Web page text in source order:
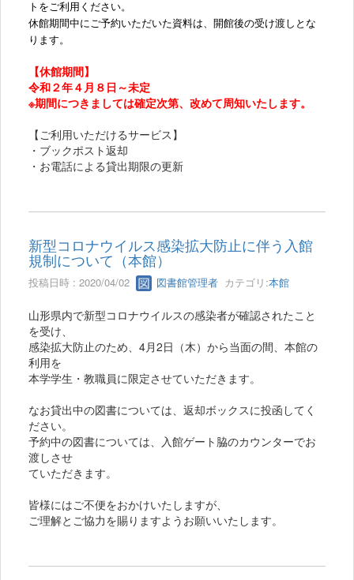
トをご利用ください。
休館期間中にご予約いただいた資料は、開館後の受け渡しとな
ります。
【休館期間】
令和２年４月８日～未定
※期間につきましては確定次第、改めて周知いたします。
【ご利用いただけるサービス】
・ブックポスト返却
・お電話による貸出期限の更新
新型コロナウイルス感染拡大防止に伴う入館
規制について（本館）
投稿日時 : 2020/04/02 図書館管理者 カテゴリ:本館
山形県内で新型コロナウイルスの感染者が確認されたこと
を受け、
感染拡大防止のため、4月2日（木）から当面の間、本館の
利用を
本学学生・教職員に限定させていただきます。
なお貸出中の図書については、返却ボックスに投函してく
ださい。
予約中の図書については、入館ゲート脇のカウンターでお
渡しさせ
ていただきます。
皆様にはご不便をおかけいたしますが、
ご理解とご協力を賜りますようお願いいたします。